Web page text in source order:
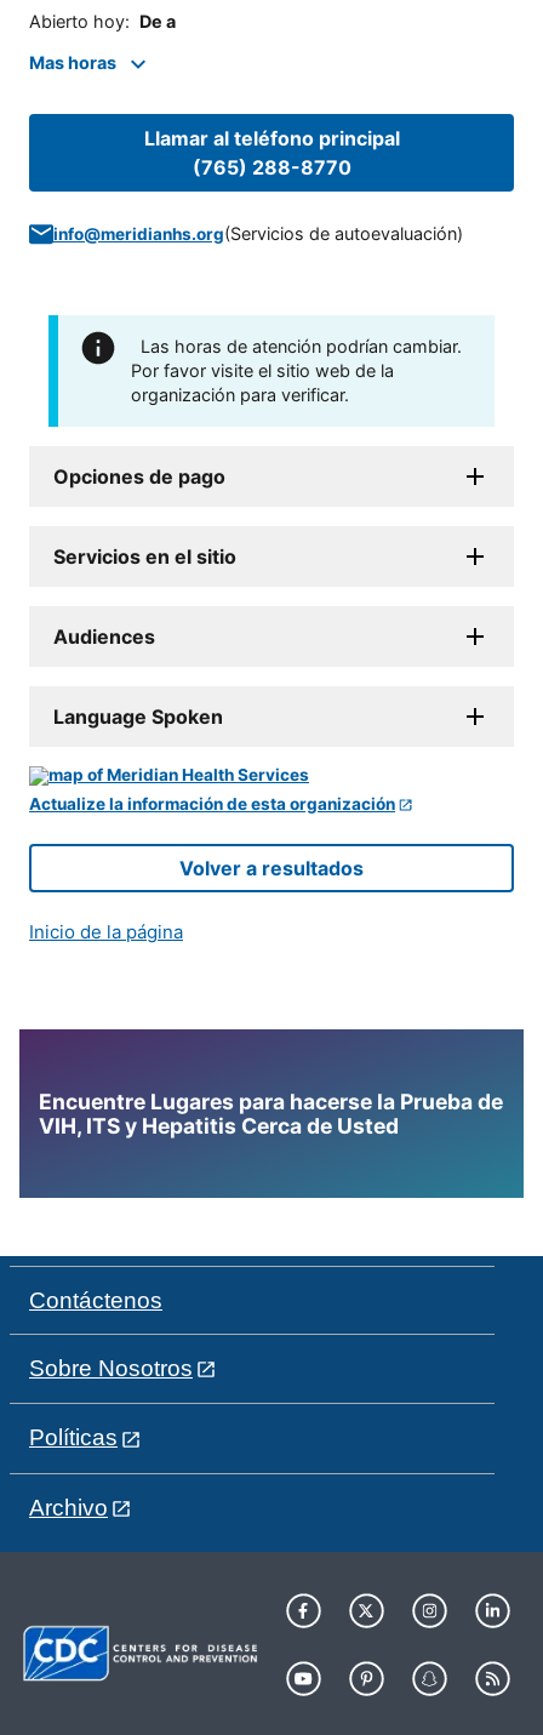
Abierto hoy: De a
Mas horas
Llamar al teléfono principal
(765) 288-8770
info@meridianhs.org(Servicios de autoevaluación)
Las horas de atención podrían cambiar.
Por favor visite el sitio web de la
organización para verificar.
Opciones de pago
Servicios en el sitio
Audiences
Language Spoken
Actualize la información de esta organización
Volver a resultados
Inicio de la página
Encuentre Lugares para hacerse la Prueba de
VIH, ITS y Hepatitis Cerca de Usted
Contáctenos
Sobre Nosotros
Políticas
Archivo